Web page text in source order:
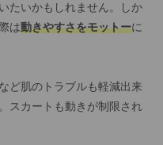
たいかもしれません。しか
は動きやすさをモットーに
ど肌のトラブルも軽減出来
スカートも動きが制限され